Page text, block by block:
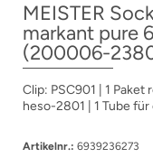
MEISTER
markant pure
(200006-
Clip: PSC901 | 1
heso-2801 | 1 Tube für
Artikelnr.: 6939236273